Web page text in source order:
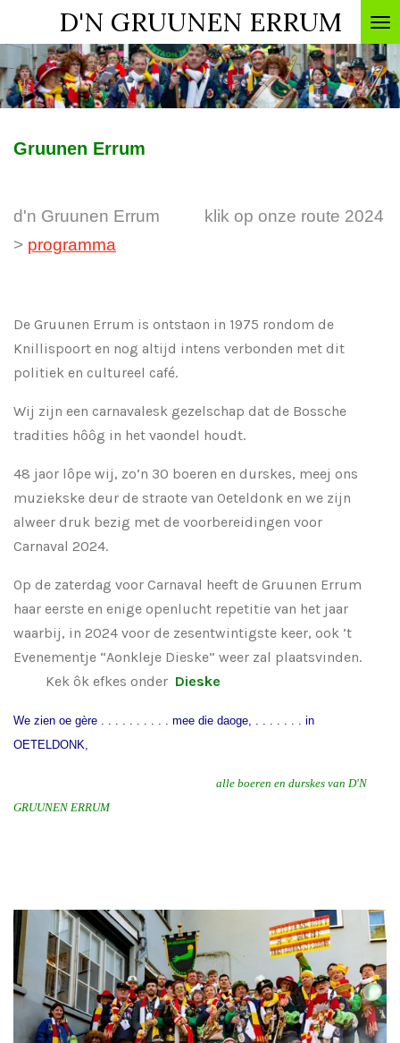
direct
naar
de
D'N GRUUNEN ERRUM
Gruunen Errum
d'n Gruunen Errum klik op onze route 2024
> programma
De Gruunen Errum is ontstaon in 1975 rondom de
Knillispoort en nog altijd intens verbonden met dit
politiek en cultureel café.
Wij zijn een carnavalesk gezelschap dat de Bossche
tradities hôôg in het vaondel houdt.
48 jaor lôpe wij, zo’n 30 boeren en durskes, meej ons
muziekske deur de straote van Oeteldonk en we zijn
alweer druk bezig met de voorbereidingen voor
Carnaval 2024.
Op de zaterdag voor Carnaval heeft de Gruunen Errum
haar eerste en enige openlucht repetitie van het jaar
waarbij, in 2024 voor de zesentwintigste keer, ook ’t
Evenementje “Aonkleje Dieske” weer zal plaatsvinden.
Kek ôk efkes onder Dieske
We zien oe gère . . . . . . . . . . mee die daoge, . . . . . .
. in
OETELDONK,
alle boeren en durskes van D'N
GRUUNEN ERRUM